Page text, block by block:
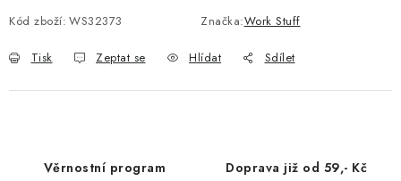
Kód zboží: WS32373 Značka:Work Stuff
Tisk Zeptat se Hlídat Sdílet
Věrnostní program Doprava již od 59,- Kč